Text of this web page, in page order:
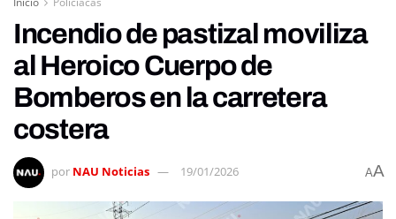
Incendio de pastizal moviliza
al Heroico Cuerpo de
Bomberos en la carretera
costera
por NAU Noticias 19/01/2026 AA